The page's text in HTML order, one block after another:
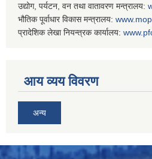
उद्योग, पर्यटन, वन तथा वातावरण मन्त्रालय:
भौतिक पूर्वाधार विकास मन्त्रालय: www.
प्रादेशिक लेखा नियन्त्रक कार्यालय: www.
आय व्यय विवरण
अन्य